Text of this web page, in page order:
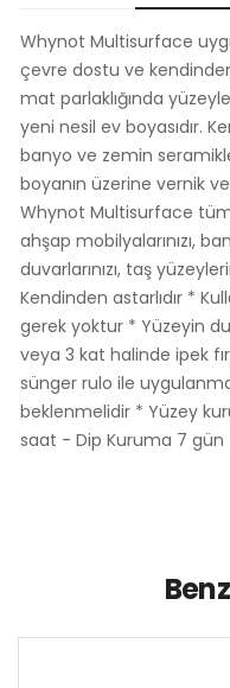
Whynot Multisurface
çevre dostu ve kendinden
mat parlaklığında
yeni nesil ev boyasıdır.
banyo ve zemin
boyanın üzerine vernik
Whynot Multisurface
ahşap mobilyalarınızı,
duvarlarınızı, taş
Kendinden astarlıdır *
gerek yoktur * Yüzeyin
veya 3 kat halinde ipek
sünger rulo ile
beklenmelidir * Yüzey
saat - Dip Kuruma 7 gün